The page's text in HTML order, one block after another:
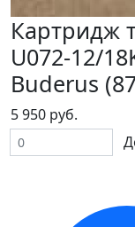
Картридж
U072-12/
Buderus
5 950 руб.